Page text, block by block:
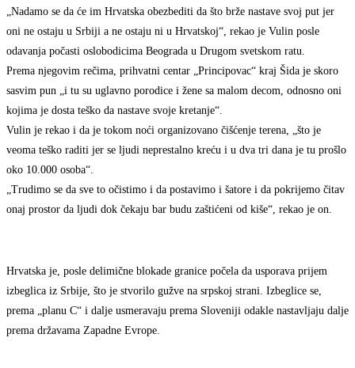
„Nadamo se da će im Hrvatska obezbediti da što brže nastave svoj put jer
oni ne ostaju u Srbiji a ne ostaju ni u Hrvatskoj“, rekao je Vulin posle
odavanja počasti oslobodicima Beograda u Drugom svetskom ratu.
Prema njegovim rečima, prihvatni centar „Principovac“ kraj Šida je skoro
sasvim pun „i tu su uglavno porodice i žene sa malom decom, odnosno oni
kojima je dosta teško da nastave svoje kretanje“.
Vulin je rekao i da je tokom noći organizovano čišćenje terena, „što je
veoma teško raditi jer se ljudi neprestalno kreću i u dva tri dana je tu prošlo
oko 10.000 osoba“.
„Trudimo se da sve to očistimo i da postavimo i šatore i da pokrijemo čitav
onaj prostor da ljudi dok čekaju bar budu zaštićeni od kiše“, rekao je on.
Hrvatska je, posle delimične blokade granice počela da usporava prijem
izbeglica iz Srbije, što je stvorilo gužve na srpskoj strani. Izbeglice se,
prema „planu C“ i dalje usmeravaju prema Sloveniji odakle nastavljaju dalje
prema državama Zapadne Evrope.